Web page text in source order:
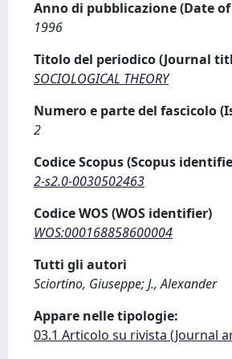
Anno di pubblicazione (Date
1996
Titolo del periodico (Journal
SOCIOLOGICAL THEORY
Numero e parte del fascicolo
2
Codice Scopus (Scopus
2-s2.0-0030502463
Codice WOS (WOS identifier)
WOS:000168858600004
Tutti gli autori
Sciortino, Giuseppe; J., Alexander
Appare nelle tipologie:
03.1 Articolo su rivista (Journal